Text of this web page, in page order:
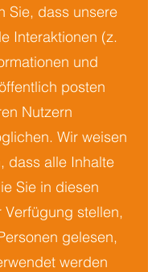
Sie, dass unsere
Interaktionen (z.
und
posten
Nutzern
Wir weisen
dass alle Inhalte
Sie in diesen
Verfügung stellen,
gelesen,
werden